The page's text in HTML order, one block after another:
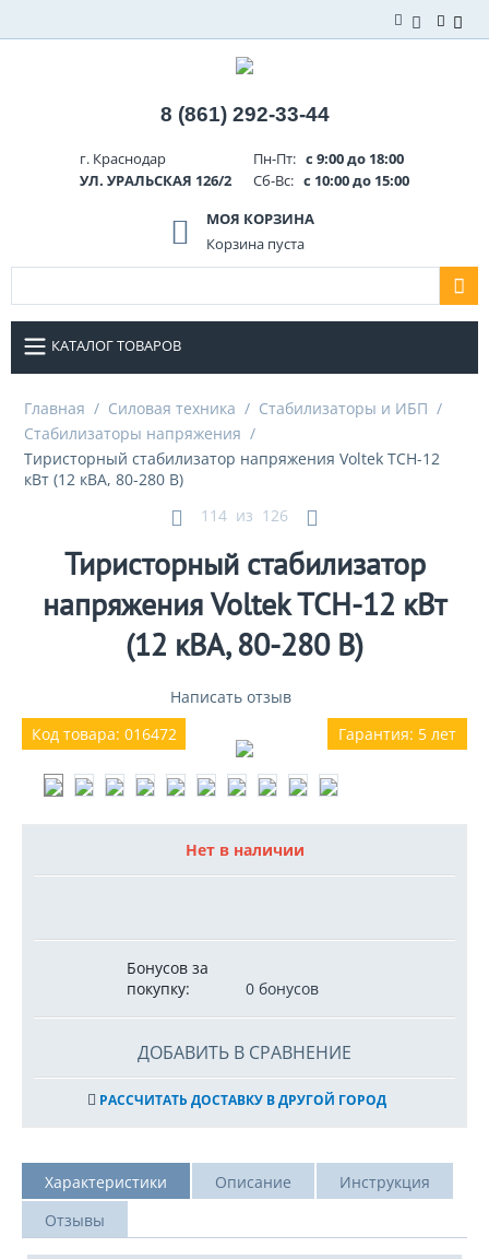
8 (861) 292-33-44
г. Краснодар
УЛ. УРАЛЬСКАЯ 126/2
Пн-Пт: с 9:00 до 18:00
Сб-Вс: с 10:00 до 15:00
МОЯ КОРЗИНА
Корзина пуста
КАТАЛОГ ТОВАРОВ
Главная / Силовая техника / Стабилизаторы и ИБП /
Стабилизаторы напряжения /
Тиристорный стабилизатор напряжения Voltek ТСН-12
кВт (12 кВА, 80-280 В)
114 из 126
Тиристорный стабилизатор
напряжения Voltek ТСН-12 кВт
(12 кВА, 80-280 В)
Написать отзыв
Гарантия: 5 лет
Код товара: 016472
Нет в наличии
Бонусов за
покупку:
0 бонусов
ДОБАВИТЬ В СРАВНЕНИЕ
РАССЧИТАТЬ ДОСТАВКУ В ДРУГОЙ ГОРОД
Характеристики Описание
Инструкция
Отзывы